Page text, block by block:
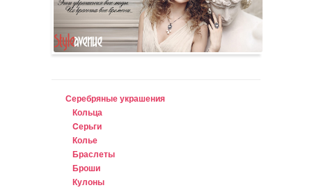
Серебряные украшения
Кольца
Cерьги
Колье
Браслеты
Броши
Кулоны